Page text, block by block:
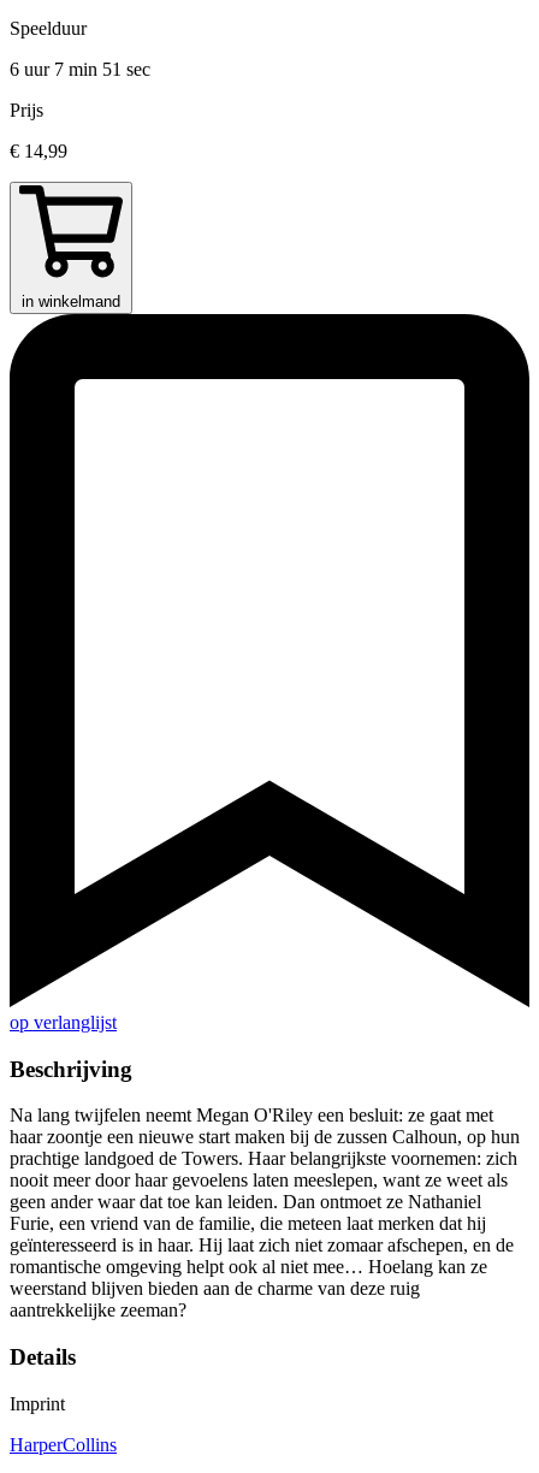
Speelduur
6 uur 7 min 51 sec
Prijs
€ 14,99
in winkelmand
op verlanglijst
Beschrijving
Na lang twijfelen neemt Megan O'Riley een besluit: ze gaat met
haar zoontje een nieuwe start maken bij de zussen Calhoun, op hun
prachtige landgoed de Towers. Haar belangrijkste voornemen: zich
nooit meer door haar gevoelens laten meeslepen, want ze weet als
geen ander waar dat toe kan leiden. Dan ontmoet ze Nathaniel
Furie, een vriend van de familie, die meteen laat merken dat hij
geïnteresseerd is in haar. Hij laat zich niet zomaar afschepen, en de
romantische omgeving helpt ook al niet mee… Hoelang kan ze
weerstand blijven bieden aan de charme van deze ruig
aantrekkelijke zeeman?
Details
Imprint
HarperCollins